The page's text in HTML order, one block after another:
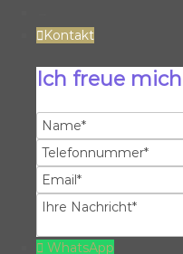
Kontakt
Ich freue
Name
WhatsApp